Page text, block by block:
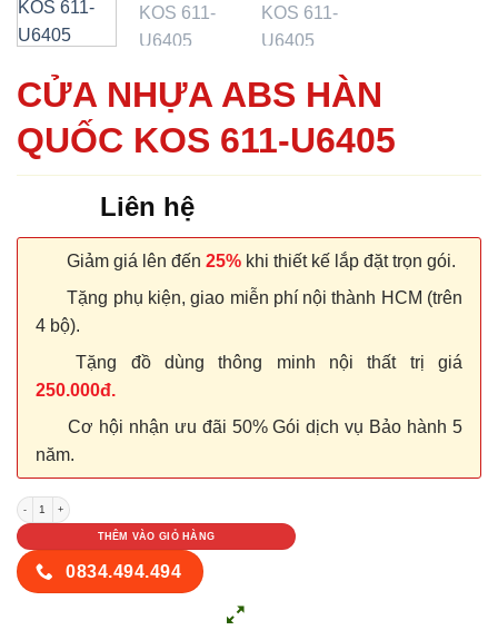
CỬA NHỰA ABS HÀN
QUỐC KOS 611-U6405
Liên hệ
Giảm giá lên đến 25% khi thiết kế lắp đặt trọn gói.
Tặng phụ kiện, giao miễn phí nội thành HCM (trên
4 bộ).
Tặng đồ dùng thông minh nội thất trị giá
250.000đ.
Cơ hội nhận ưu đãi 50% Gói dịch vụ Bảo hành 5
năm.
CỬA NHỰA ABS HÀN QUỐC KOS 611-U6405 số lượng
THÊM VÀO GIỎ HÀNG
0834.494.494